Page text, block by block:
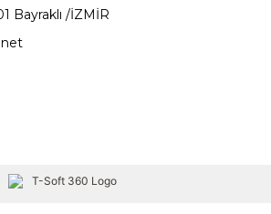
Bayraklı /İZMİR